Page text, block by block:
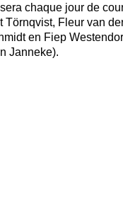
chaque jour de
Törnqvist, Fleur van
en Fiep
Janneke).